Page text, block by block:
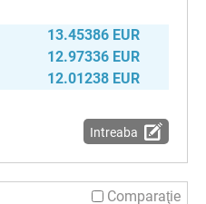
13.45386 EUR
12.97336 EUR
12.01238 EUR
Intreaba
Comparaţie